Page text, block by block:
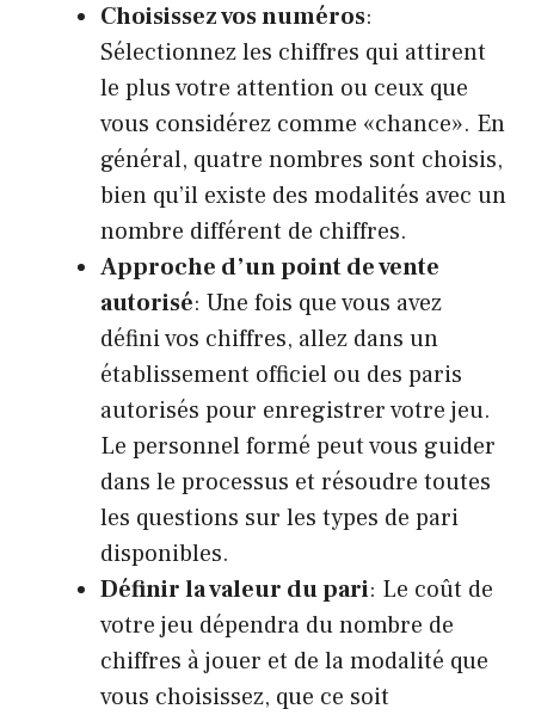
Choisissez vos numéros:
Sélectionnez les chiffres qui attirent
le plus votre attention ou ceux que
vous considérez comme «chance». En
général, quatre nombres sont choisis,
bien qu’il existe des modalités avec un
nombre différent de chiffres.
Approche d’un point de vente
autorisé: Une fois que vous avez
défini vos chiffres, allez dans un
établissement officiel ou des paris
autorisés pour enregistrer votre jeu.
Le personnel formé peut vous guider
dans le processus et résoudre toutes
les questions sur les types de pari
disponibles.
Définir la valeur du pari: Le coût de
votre jeu dépendra du nombre de
chiffres à jouer et de la modalité que
vous choisissez, que ce soit